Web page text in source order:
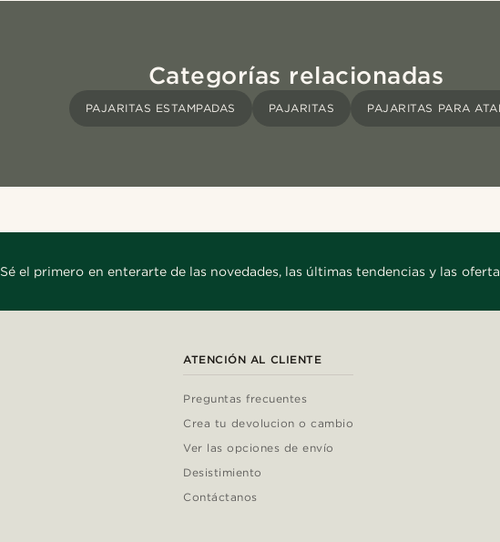
Categorías relacionadas
PAJARITAS ESTAMPADAS PAJARITAS PAJARITAS PARA
Sé el primero en enterarte de las novedades, las últimas tendencias y las
ATENCIÓN AL CLIENTE
Preguntas frecuentes
Crea tu devolucion o cambio
Ver las opciones de envío
Desistimiento
Contáctanos